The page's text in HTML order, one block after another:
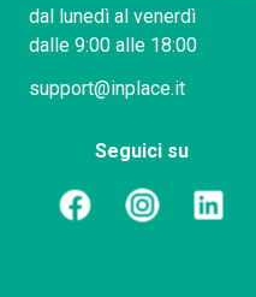
dal lunedì al venerdì
dalle 9:00 alle 18:00
support@inplace.it
Seguici su